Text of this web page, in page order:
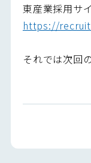
東産業採用サ
https://
それでは次回